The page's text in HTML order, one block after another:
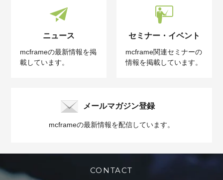
ニュース
mcframeの最新情報を掲
載しています。
セミナー・イベント
mcframe関連セミナーの
情報を掲載しています。
メールマガジン登録
mcframeの最新情報を配信しています。
CONTACT